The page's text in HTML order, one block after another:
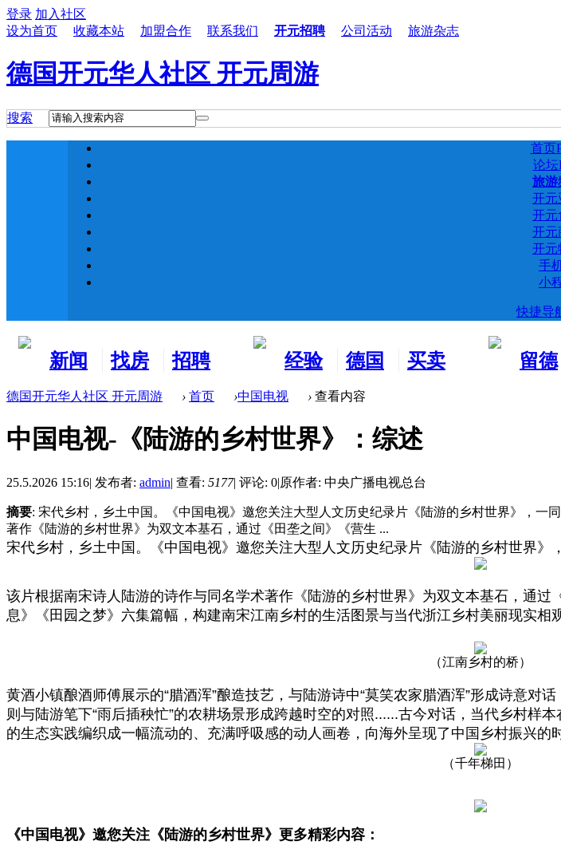
登录 加入社区
设为首页
收藏本站 加盟合作 联系我们 开元招聘 公司活动 旅游杂志
德国开元华人社区 开元周游
搜索
首页
论坛
旅游
开元
开元
开元
开元
手
小
快捷导
新闻
找房
招聘
经验
分享
德国
生活
买卖
留德
德国开元华人社区 开元周游 › 首页 ›中国电视 › 查看内容
中国电视-《陆游的乡村世界》：综述
25.5.2026 15:16| 发布者: admin| 查看: 5177| 评论: 0|原作者: 中央广播电视总台
摘要: 宋代乡村，乡土中国。《中国电视》邀您关注大型人文历史纪录片《陆游的乡村世界》，一
著作《陆游的乡村世界》为双文本基石，通过《田垄之间》《营生 ...
宋代乡村，乡土中国。《中国电视》邀您关注大型人文历史纪录片《陆游的乡村世界》
该片根据南宋诗人陆游的诗作与同名学术著作《陆游的乡村世界》为双文本基石，通
息》《田园之梦》六集篇幅，构建南宋江南乡村的生活图景与当代浙江乡村美丽现实相
（江南乡村的桥）
黄酒小镇酿酒师傅展示的“腊酒浑”酿造技艺，与陆游诗中“莫笑农家腊酒浑”形成诗意对
则与陆游笔下“雨后插秧忙”的农耕场景形成跨越时空的对照......古今对话，当代乡村样
的生态实践编织成一幅流动的、充满呼吸感的动人画卷，向海外呈现了中国乡村振兴的
（千年梯田）
《中国电视》邀您关注 《陆游的乡村世界》 更多精彩内容：